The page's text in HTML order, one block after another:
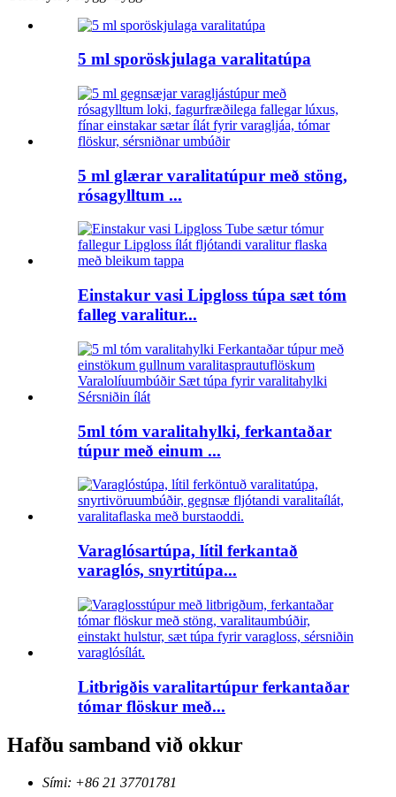
5 ml sporöskjulaga varalitatúpa
5 ml glærar varalitatúpur með stöng,
rósagylltum ...
Einstakur vasi Lipgloss túpa sæt tóm
falleg varalitur...
5ml tóm varalitahylki, ferkantaðar
túpur með einum ...
Varaglósartúpa, lítil ferkantað
varaglós, snyrtitúpa...
Litbrigðis varalitartúpur ferkantaðar
tómar flöskur með...
Hafðu samband við okkur
Sími: +86 21 37701781